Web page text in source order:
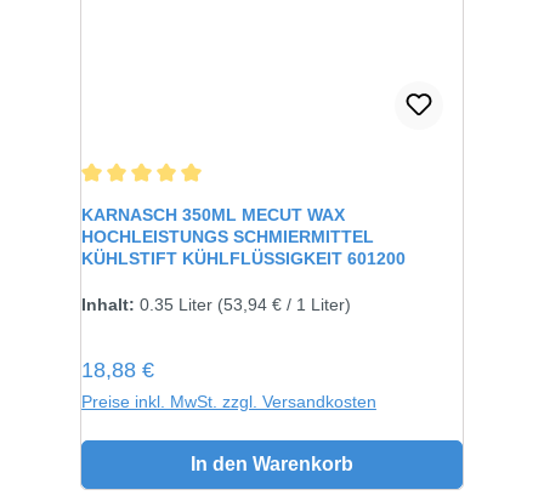
KARNASCH 350ML MECUT WAX
HOCHLEISTUNGS SCHMIERMITTEL
KÜHLSTIFT KÜHLFLÜSSIGKEIT 601200
Inhalt: 0.35 Liter (53,94 € / 1 Liter)
Regulärer Preis:
18,88 €
Preise inkl. MwSt. zzgl. Versandkosten
In den Warenkorb